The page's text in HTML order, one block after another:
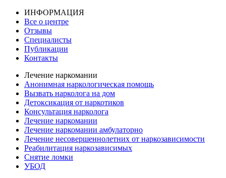
ИНФОРМАЦИЯ
Все о центре
Отзывы
Специалисты
Публикации
Контакты
Лечение наркомании
Анонимная наркологическая помощь
Вызвать нарколога на дом
Детоксикация от наркотиков
Консультация нарколога
Лечение наркомании
Лечение наркомании амбулаторно
Лечение несовершеннолетних от наркозависимости
Реабилитация наркозависимых
Снятие ломки
УБОД